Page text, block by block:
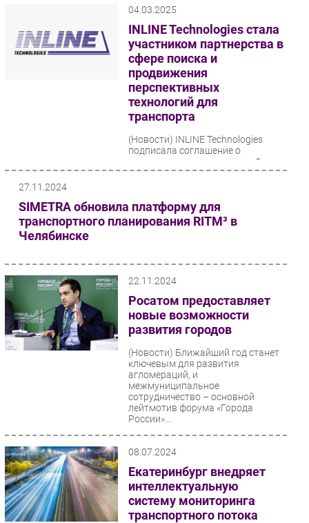
04.03.2025
INLINE Technologies стала
участником партнерства в
сфере поиска и
продвижения
перспективных
технологий для
транспорта
(Новости) INLINE Technologies
подписала соглашение о
сотрудничестве с проектом Фонда
Росконгресс «Территория
27.11.2024
SIMETRA обновила платформу для
транспортного планирования RITM³ в
Челябинске
22.11.2024
Росатом предоставляет
новые возможности
развития городов
(Новости) Ближайший год станет
ключевым для развития
агломераций, и
межмуниципальное
сотрудничество – основной
лейтмотив форума «Города
России»...
08.07.2024
Екатеринбург внедряет
интеллектуальную
систему мониторинга
транспортного потока